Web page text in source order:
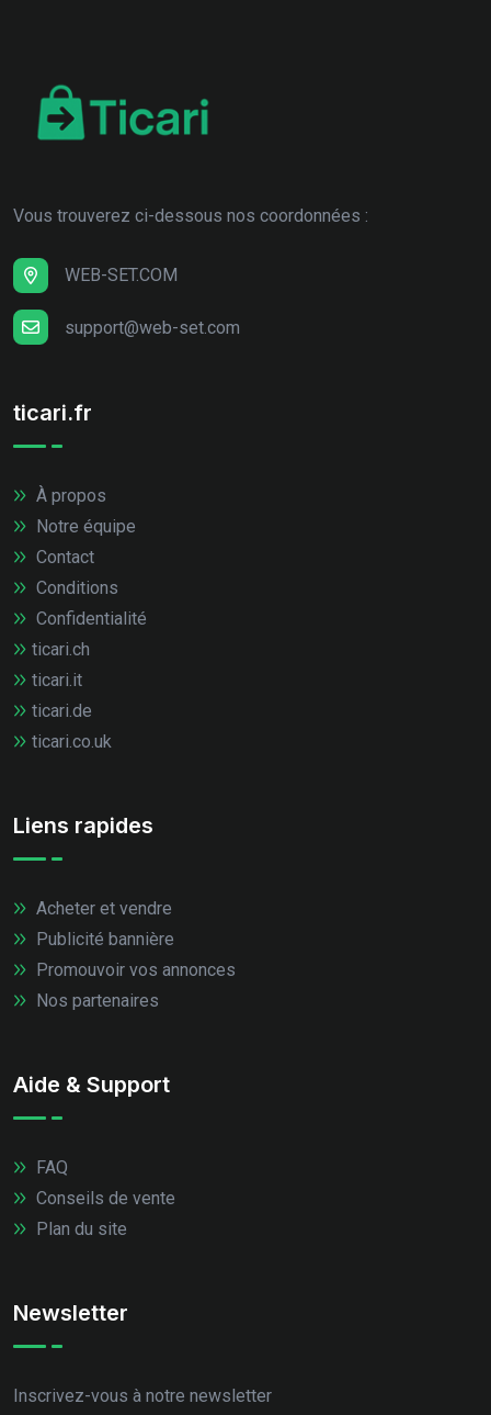
Vous trouverez ci-dessous nos coordonnées :
WEB-SET.COM
support@web-set.com
ticari.fr
À propos
Notre équipe
Contact
Conditions
Confidentialité
ticari.ch
ticari.it
ticari.de
ticari.co.uk
Liens rapides
Acheter et vendre
Publicité bannière
Promouvoir vos annonces
Nos partenaires
Aide & Support
FAQ
Conseils de vente
Plan du site
Newsletter
Inscrivez-vous à notre newsletter